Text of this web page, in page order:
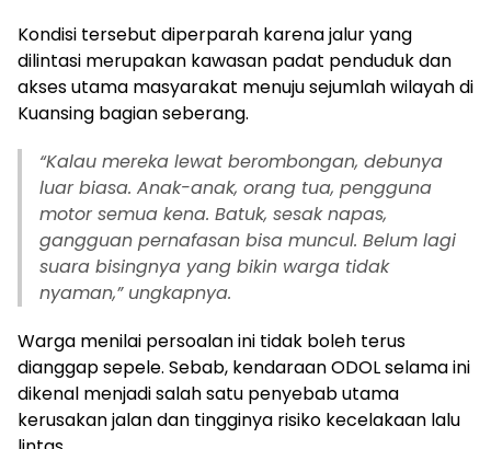
Kondisi tersebut diperparah karena jalur yang
dilintasi merupakan kawasan padat penduduk dan
akses utama masyarakat menuju sejumlah wilayah di
Kuansing bagian seberang.
“Kalau mereka lewat berombongan, debunya
luar biasa. Anak-anak, orang tua, pengguna
motor semua kena. Batuk, sesak napas,
gangguan pernafasan bisa muncul. Belum lagi
suara bisingnya yang bikin warga tidak
nyaman,” ungkapnya.
Warga menilai persoalan ini tidak boleh terus
dianggap sepele. Sebab, kendaraan ODOL selama ini
dikenal menjadi salah satu penyebab utama
kerusakan jalan dan tingginya risiko kecelakaan lalu